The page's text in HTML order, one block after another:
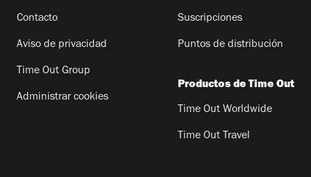
Contacto
Aviso de privacidad
Time Out Group
Administrar cookies
Suscripciones
Puntos de distribución
Productos de Time Out
Time Out Worldwide
Time Out Travel